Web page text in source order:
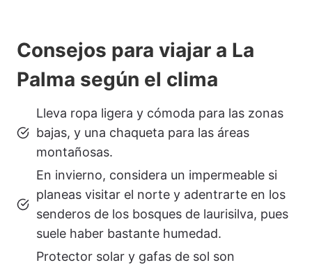
Consejos para viajar a La
Palma según el clima
Lleva ropa ligera y cómoda para las zonas
bajas, y una chaqueta para las áreas
montañosas.
En invierno, considera un impermeable si
planeas visitar el norte y adentrarte en los
senderos de los bosques de laurisilva, pues
suele haber bastante humedad.
Protector solar y gafas de sol son